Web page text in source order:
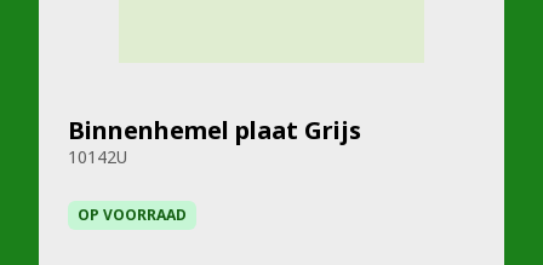
Binnenhemel plaat Grijs
10142U
OP VOORRAAD